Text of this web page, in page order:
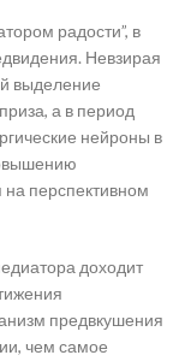
радости”, в
Невзирая
выделение
а в период
нейроны в
перспективном
доходит
предвкушения
чем самое